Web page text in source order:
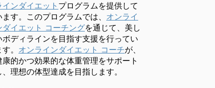
インダイエット プログラムを提供して
ます。このプログラムでは、 オンライ
ダイエット コーチングを通じて、美し
ボディラインを目指す支援を行ってい
す。 オンラインダイエット コーチが、
康的かつ効果的な体重管理をサポート
、理想の体型達成を目指します。